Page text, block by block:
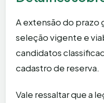
A extensão do prazo
seleção vigente e
candidatos
cadastro de reserva.
Vale ressaltar que a